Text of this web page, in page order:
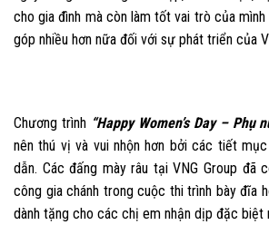
cho gia đình mà còn làm tốt vai trò của
góp nhiều hơn nữa đối với sự phát triển của
Chương trình “Happy Women’s Day – Phụ
nên thú vị và vui nhộn hơn bởi các tiết
dẫn. Các đấng mày râu tại VNG Group
công gia chánh trong cuộc thi trình bày đĩa
dành tặng cho các chị em nhận dịp đặc biệt